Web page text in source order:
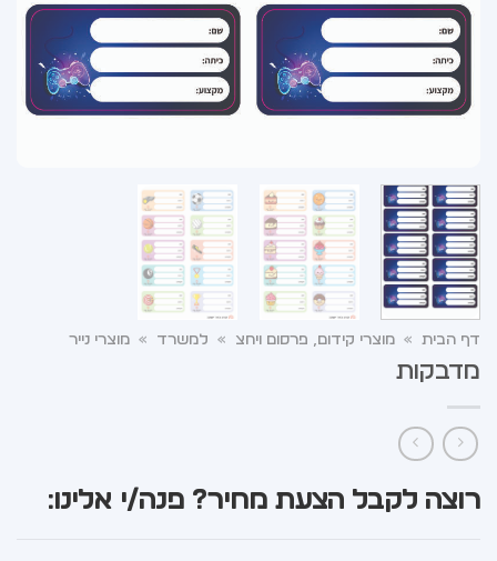
דף הבית » מוצרי קידום, פרסום ויחצ » למשרד » מוצרי נייר
מדבקות
רוצה לקבל הצעת מחיר? פנה/י אלינו: